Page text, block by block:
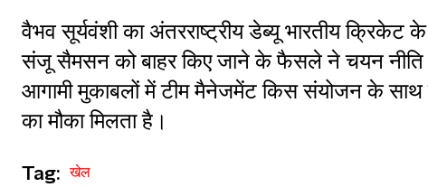
वैभव सूर्यवंशी का अंतरराष्ट्रीय डेब्यू भारतीय क्रिकेट
संजू सैमसन को बाहर किए जाने के फैसले ने चयन नीति
आगामी मुकाबलों में टीम मैनेजमेंट किस संयोजन के
का मौका मिलता है।
Tag: खेल